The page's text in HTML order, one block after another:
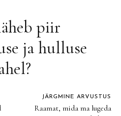
piir
ja hulluse
JÄRGMINE ARVUSTUS
Raamat, mida ma lugeda